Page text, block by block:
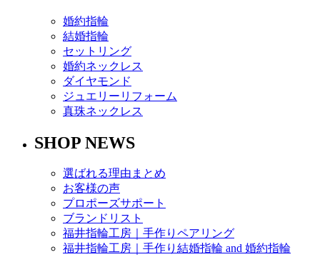
婚約指輪
結婚指輪
セットリング
婚約ネックレス
ダイヤモンド
ジュエリーリフォーム
真珠ネックレス
SHOP NEWS
選ばれる理由まとめ
お客様の声
プロポーズサポート
ブランドリスト
福井指輪工房｜手作りペアリング
福井指輪工房｜手作り結婚指輪 and 婚約指輪